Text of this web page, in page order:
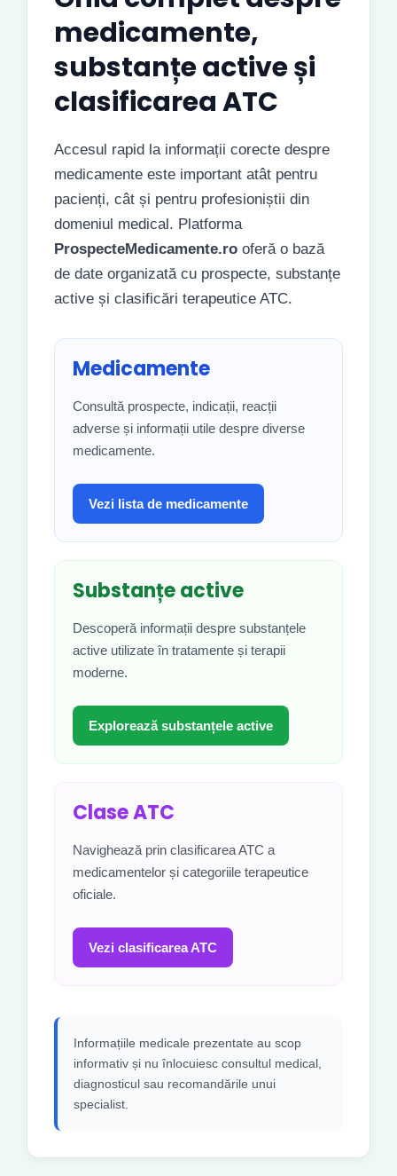
medicamente,
substanțe active și
clasificarea ATC
Accesul rapid la informații corecte despre
medicamente este important atât pentru
pacienți, cât și pentru profesioniștii din
domeniul medical. Platforma
ProspecteMedicamente.ro oferă o bază
de date organizată cu prospecte, substanțe
active și clasificări terapeutice ATC.
Medicamente
Consultă prospecte, indicații, reacții
adverse și informații utile despre diverse
medicamente.
Vezi lista de medicamente
Substanțe active
Descoperă informații despre substanțele
active utilizate în tratamente și terapii
moderne.
Explorează substanțele active
Clase ATC
Navighează prin clasificarea ATC a
medicamentelor și categoriile terapeutice
oficiale.
Vezi clasificarea ATC
Informațiile medicale prezentate au scop
informativ și nu înlocuiesc consultul medical,
diagnosticul sau recomandările unui
specialist.